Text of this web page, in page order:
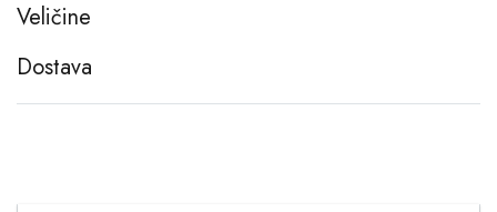
Veličine
Dostava